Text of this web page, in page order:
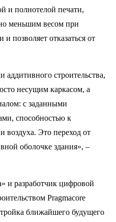
и полнотелой печати,
меньшим весом при
позволяет отказаться от
аддитивного строительства,
несущим каркасом, а
с заданными
способностью к
Это переход от
оболочке здания», –
и разработчик цифровой
Pragmacore
ближайшего будущего